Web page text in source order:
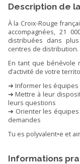
Description de
À la Croix-Rouge
accompagnées, 21
distribuées dans
centres de distribution.
En tant que bénévole
d’activité de votre
➔ Informer les équipes
➔ Mettre à leur
leurs questions
➔ Orienter les
demandes
Tu es polyvalent•e et
Informations